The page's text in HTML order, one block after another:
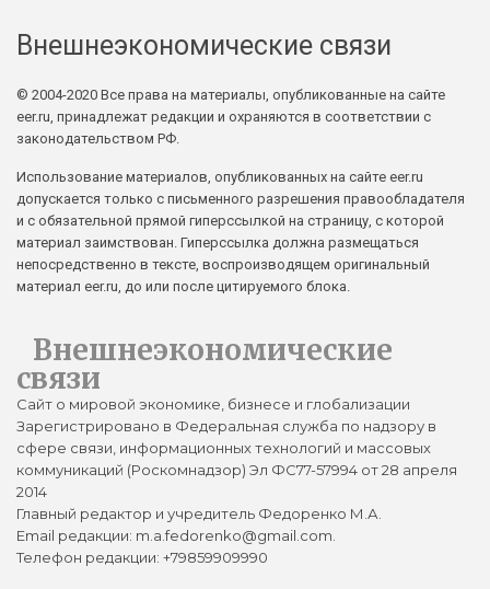
Внешнеэкономические связи
© 2004-2020 Все права на материалы, опубликованные на сайте
eer.ru, принадлежат редакции и охраняются в соответствии с
законодательством РФ.
Использование материалов, опубликованных на сайте eer.ru
допускается только с письменного разрешения правообладателя
и с обязательной прямой гиперссылкой на страницу, с которой
материал заимствован. Гиперссылка должна размещаться
непосредственно в тексте, воспроизводящем оригинальный
материал eer.ru, до или после цитируемого блока.
Внешнеэкономические
связи
Сайт о мировой экономике, бизнесе и глобализации
Зарегистрировано в Федеральная служба по надзору в
сфере связи, информационных технологий и массовых
коммуникаций (Роскомнадзор) Эл ФС77-57994 от 28 апреля
2014
Главный редактор и учредитель Федоренко М.А.
Email редакции: m.a.fedorenko@gmail.com.
Телефон редакции: +79859909990